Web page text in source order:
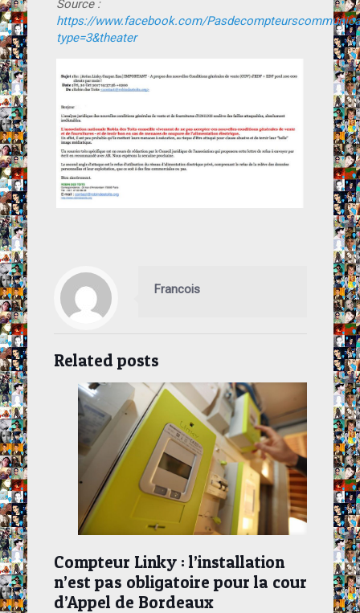
Source :
https://www.facebook.com/
type=3&theater
Francois
Related posts
Compteur Linky : l’installation
n’est pas obligatoire pour la cour
d’Appel de Bordeaux